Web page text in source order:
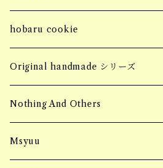
MINI HAIR CLAW 小さいヘアクロー
Barrette バレッタ
ornament オーナメント
bracelet
bottoms
Fragrance Pouch
socks
soy meat gift pack
ブロックタイプ
Sサイズ
Mサイズ
コッドシートTRAY
MASK CODE
パーソナルエフェクトBAG
マルシェBAG
soy meat gift pack
ブロックタイプ
フィレタイプ
seasonning sauce
HERB & SPICE
hobaru cookie
hobaru アソート
マンゴーグラノーラ
Original handmade シリーズ
Handmade pierce
Nothing And Others
Accessory
Msyuu